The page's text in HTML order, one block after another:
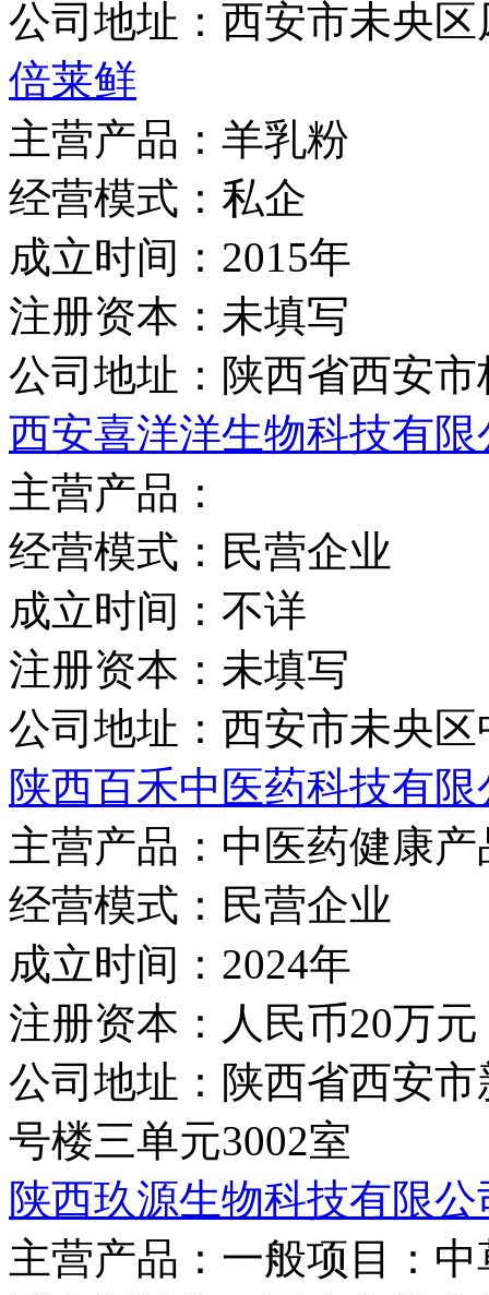
公司地址： 西安市未央
倍莱鲜
主营产品： 羊乳粉
经营模式： 私企
成立时间： 2015年
注册资本： 未填写
公司地址： 陕西省西安
西安喜洋洋生物科技有限
主营产品：
经营模式： 民营企业
成立时间： 不详
注册资本： 未填写
公司地址： 西安市未央
陕西百禾中医药科技有限
主营产品： 中医药健康
经营模式： 民营企业
成立时间： 2024年
注册资本： 人民币20万元
公司地址： 陕西省西安
号楼三单元3002室
陕西玖源生物科技有限公
主营产品： 一般项目：